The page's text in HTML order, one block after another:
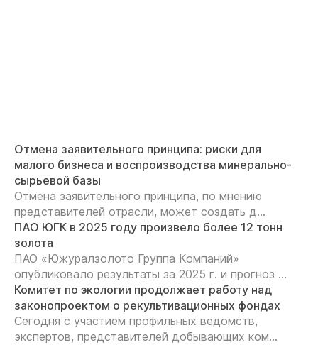
Отмена заявительного принципа: риски для
малого бизнеса и воспроизводства минерально-
сырьевой базы
Отмена заявительного принципа, по мнению
представителей отрасли, может создать д...
ПАО ЮГК в 2025 году произвело более 12 тонн
золота
ПАО «Южуралзолото Группа Компаний»
опубликовало результаты за 2025 г. и прогноз ...
Комитет по экологии продолжает работу над
законопроектом о рекультивационных фондах
Сегодня с участием профильных ведомств,
экспертов, представителей добывающих ком...